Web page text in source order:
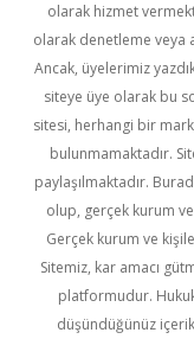
olarak hizmet
olarak denetleme veya
Ancak, üyelerimiz
siteye üye olarak bu
sitesi, herhangi bir
bulunmamaktadır.
paylaşılmaktadır.
olup, gerçek kurum
Gerçek kurum ve
Sitemiz, kar amacı
platformudur.
düşündüğünüz